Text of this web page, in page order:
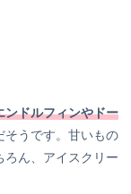
ンドルフィンやドー
そうです。甘いもの
ろん、アイスクリー